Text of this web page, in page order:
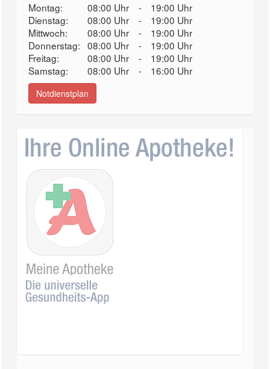
Montag: 08:00 Uhr -
19:00 Uhr
Dienstag:
08:00 Uhr -
19:00 Uhr
Mittwoch:
08:00 Uhr -
19:00 Uhr
Donnerstag: 08:00 Uhr -
19:00 Uhr
Freitag:
08:00 Uhr -
19:00 Uhr
Samstag:
08:00 Uhr - 16:00 Uhr
Notdienstplan